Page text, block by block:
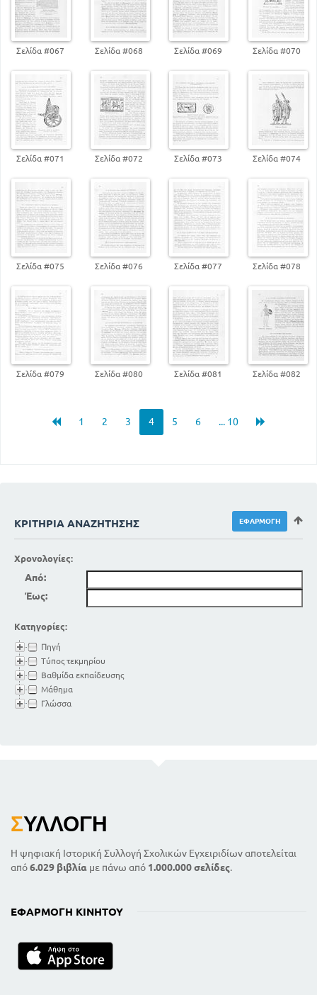
Σελίδα #067 Σελίδα #068 Σελίδα #069 Σελίδα #070
Σελίδα #071 Σελίδα #072 Σελίδα #073 Σελίδα #074
Σελίδα #075 Σελίδα #076 Σελίδα #077 Σελίδα #078
Σελίδα #079 Σελίδα #080 Σελίδα #081 Σελίδα #082
1 2 3 4 5 6 ... 10
ΚΡΙΤΉΡΙΑ ΑΝΑΖΉΤΗΣΗΣ
Χρονολογίες:
Από:
Έως:
Κατηγορίες:
Πηγή
Τύπος τεκμηρίου
Βαθμίδα εκπαίδευσης
Μάθημα
Γλώσσα
ΣΥΛΛΟΓΉ
Η ψηφιακή Ιστορική Συλλογή Σχολικών Εγχειριδίων αποτελείται
από6.029 βιβλία με πάνω από 1.000.000 σελίδες.
ΕΦΑΡΜΟΓΉ ΚΙΝΗΤΟΎ